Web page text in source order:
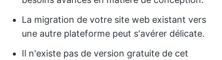
La migration de votre site web existant vers
une autre plateforme peut s'avérer délicate.
Il n'existe pas de version gratuite de cet